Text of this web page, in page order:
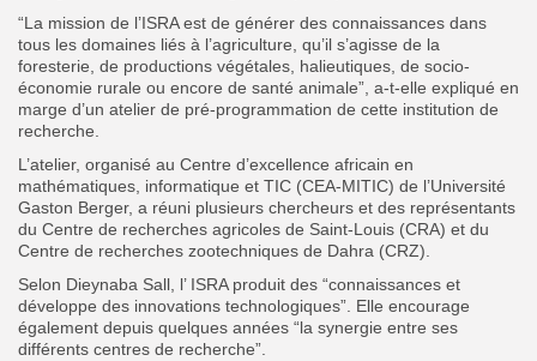
“La mission de l’ISRA est de générer des connaissances dans
tous les domaines liés à l’agriculture, qu’il s’agisse de la
foresterie, de productions végétales, halieutiques, de socio-
économie rurale ou encore de santé animale”, a-t-elle expliqué en
marge d’un atelier de pré-programmation de cette institution de
recherche.
L’atelier, organisé au Centre d’excellence africain en
mathématiques, informatique et TIC (CEA-MITIC) de l’Université
Gaston Berger, a réuni plusieurs chercheurs et des représentants
du Centre de recherches agricoles de Saint-Louis (CRA) et du
Centre de recherches zootechniques de Dahra (CRZ).
Selon Dieynaba Sall, l’ ISRA produit des “connaissances et
développe des innovations technologiques”. Elle encourage
également depuis quelques années “la synergie entre ses
différents centres de recherche”.